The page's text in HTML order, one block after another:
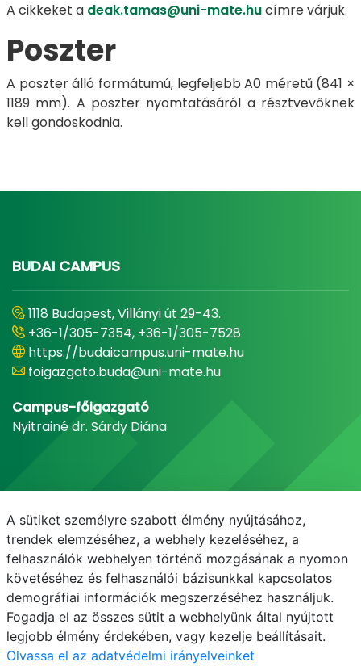
A cikkeket a deak.tamas@uni-mate.hucímre várjuk.
Poszter
A poszter álló formátumú, legfeljebb A0 méretű (841 ×
1189 mm). A poszter nyomtatásáról a résztvevőknek
kell gondoskodnia.
BUDAI CAMPUS
1118 Budapest, Villányi út 29-43.
+36-1/305-7354, +36-1/305-7528
https://budaicampus.uni-mate.hu
foigazgato.buda@uni-mate.hu
Campus-főigazgató
Nyitrainé dr. Sárdy Diána
E-mail Telefonkönyv NEPTUN E-learning
A sütiket személyre szabott élmény nyújtásához,
trendek elemzéséhez, a webhely kezeléséhez, a
felhasználók webhelyen történő mozgásának a nyomon
követéséhez és felhasználói bázisunkkal kapcsolatos
demográfiai információk megszerzéséhez használjuk.
Fogadja el az összes sütit a webhelyünk által nyújtott
legjobb élmény érdekében, vagy kezelje beállításait.
Olvassa el az adatvédelmi irányelveinket